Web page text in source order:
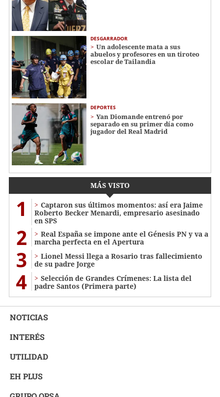
DESGARRADOR
Un adolescente mata a sus
abuelos y profesores en un tiroteo
escolar de Tailandia
DEPORTES
Yan Diomande entrenó por
separado en su primer día como
jugador del Real Madrid
MÁS VISTO
1
Captaron sus últimos momentos: así era Jaime
Roberto Becker Menardi​​​, empresario asesinado
en SPS
2
Real España se impone ante el Génesis PN y va a
marcha perfecta en el Apertura
3
Lionel Messi llega a Rosario tras fallecimiento
de su padre Jorge
4
Selección de Grandes Crímenes: La lista del
padre Santos (Primera parte)
NOTICIAS
INTERÉS
UTILIDAD
EH PLUS